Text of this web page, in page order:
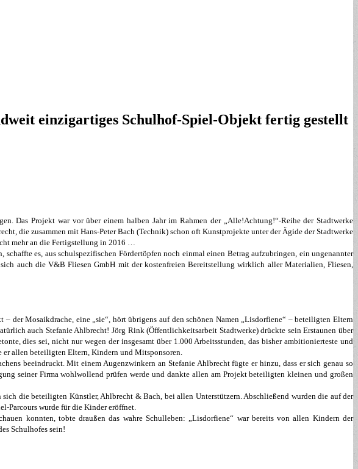
einzigartiges Schulhof-Spiel-Objekt fertig gestellt
Das Projekt war vor über einem halben Jahr im Rahmen der „Alle!Achtung!“-Reihe der Stadtwerke
die zusammen mit Hans-Peter Bach (Technik) schon oft Kunstprojekte unter der Ägide der Stadtwerke
mehr an die Fertigstellung in 2016 …
es, aus schulspezifischen Fördertöpfen noch einmal einen Betrag aufzubringen, ein ungenannter
auch die V&B Fliesen GmbH mit der kostenfreien Bereitstellung wirklich aller Materialien, Fliesen,
Mosaikdrache, eine „sie“, hört übrigens auf den schönen Namen „Lisdorfiene“ – beteiligten Eltern
auch Stefanie Ahlbrecht! Jörg Rink (Öffentlichkeitsarbeit Stadtwerke) drückte sein Erstaunen über
dies sei, nicht nur wegen der insgesamt über 1.000 Arbeitsstunden, das bisher ambitionierteste und
er allen beteiligten Eltern, Kindern und Mitsponsoren.
beeindruckt. Mit einem Augenzwinkern an Stefanie Ahlbrecht fügte er hinzu, dass er sich genau so
seiner Firma wohlwollend prüfen werde und dankte allen am Projekt beteiligten kleinen und großen
die beteiligten Künstler, Ahlbrecht & Bach, bei allen Unterstützern. Abschließend wurden die auf der
Parcours wurde für die Kinder eröffnet.
konnten, tobte draußen das wahre Schulleben: „Lisdorfiene“ war bereits von allen Kindern der
Schulhofes sein!